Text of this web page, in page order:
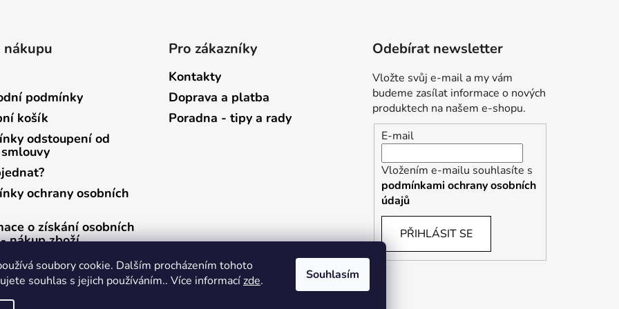
soubory cookie. Dalším procházením tohoto
souhlas s jejich používáním.. Více informacízde. Souhlasím
nákupu
podmínky
košík
odstoupení od
ochrany osobních
o získání osobních
nákup zboží
o získání osobních
zasílání newsletterů
Pro zákazníky
Kontakty
Doprava a platba
Poradna - tipy a rady
Odebírat newsletter
Vložte svůj e-mail a my vám
budeme zasílat informace o nových
produktech na našem e-shopu.
E-mail
Vložením e-mailu souhlasíte s
podmínkami ochrany osobních
údajů
PŘIHLÁSIT SE